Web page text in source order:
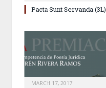
Pacta Sunt Servanda (3L)
MARCH 17, 2017